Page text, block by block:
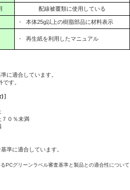
配線被覆類に使用している
・ 本体25g以上の樹脂部品に材料表示
・ 再生紙を利用したマニュアル
適合しています。
す。
０％未満
に適合しています。
PCグリーンラベル審査基準と製品との適合性について